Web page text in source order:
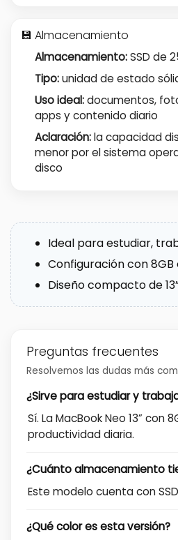
💾 Almacenamiento
Almacenamiento:SSD de
Tipo:unidad de estado
Uso ideal:documentos,
apps y contenido diario
Aclaración:la capacidad
menor por el sistema
disco
Ideal para estudiar,
Configuración con
Diseño compacto de
Preguntas frecuentes
Resolvemos las dudas más
¿Sirve para estudiar y
Sí. La MacBook Neo 13”
productividad diaria.
¿Cuánto almacenamiento
Este modelo cuenta con
¿Qué color es esta versión?